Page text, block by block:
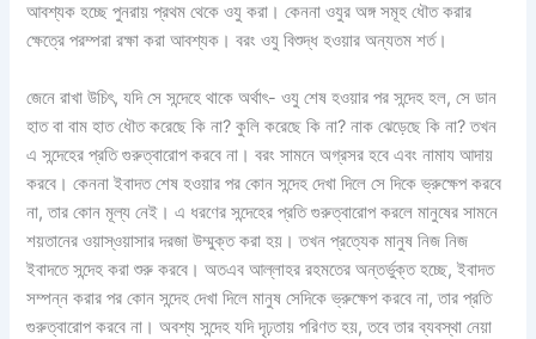
আবশ্যক হচ্ছে পুনরায় প্রথম থেকে ওযু করা। কেননা ওযুর অঙ্গ সমূহ ধৌত করার
ক্ষেত্রে পরম্পরা রক্ষা করা আবশ্যক। বরং ওযু বিশুদ্ধ হওয়ার অন্যতম শর্ত।
জেনে রাখা উচিৎ, যদি সে সন্দেহে থাকে অর্থাৎ- ওযু শেষ হওয়ার পর সন্দেহ হল, সে ডান
হাত বা বাম হাত ধৌত করেছে কি না? কুলি করেছে কি না? নাক ঝেড়েছে কি না? তখন
এ সন্দেহের প্রতি গুরুত্বারোপ করবে না। বরং সামনে অগ্রসর হবে এবং নামায আদায়
করবে। কেননা ইবাদত শেষ হওয়ার পর কোন সন্দেহ দেখা দিলে সে দিকে ভ্রুক্ষেপ করবে
না, তার কোন মূল্য নেই। এ ধরণের সন্দেহের প্রতি গুরুত্বারোপ করলে মানুষের সামনে
শয়তানের ওয়াস্‌ওয়াসার দরজা উম্মুক্ত করা হয়। তখন প্রত্যেক মানুষ নিজ নিজ
ইবাদতে সন্দেহ করা শুরু করবে। অতএব আল্লাহর রহমতের অন্তর্ভুক্ত হচ্ছে, ইবাদত
সম্পন্ন করার পর কোন সন্দেহ দেখা দিলে মানুষ সেদিকে ভ্রুক্ষেপ করবে না, তার প্রতি
গুরুত্বারোপ করবে না। অবশ্য সন্দেহ যদি দৃঢ়তায় পরিণত হয়, তবে তার ব্যবস্থা নেয়া